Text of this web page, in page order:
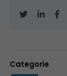
Categorie